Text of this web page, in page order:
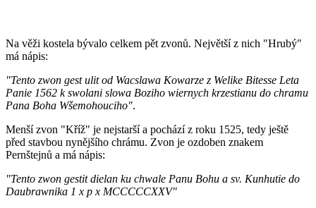
Na věži kostela bývalo celkem pět zvonů. Největší z nich "Hrubý"
má nápis:
"Tento zwon gest ulit od Wacslawa Kowarze z Welike Bitesse Leta
Panie 1562 k swolani slowa Boziho wiernych krzestianu do chramu
Pana Boha Wšemohouciho".
Menší zvon "Kříž" je nejstarší a pochází z roku 1525, tedy ještě
před stavbou nynějšího chrámu. Zvon je ozdoben znakem
Pernštejnů a má nápis:
"Tento zwon gestit dielan ku chwale Panu Bohu a sv. Kunhutie do
Daubrawnika 1 x p x MCCCCCXXV"